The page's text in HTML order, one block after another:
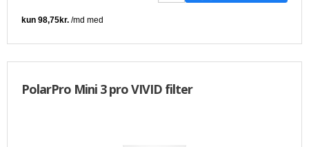
PolarPro Mini 3 pro VIVID filter